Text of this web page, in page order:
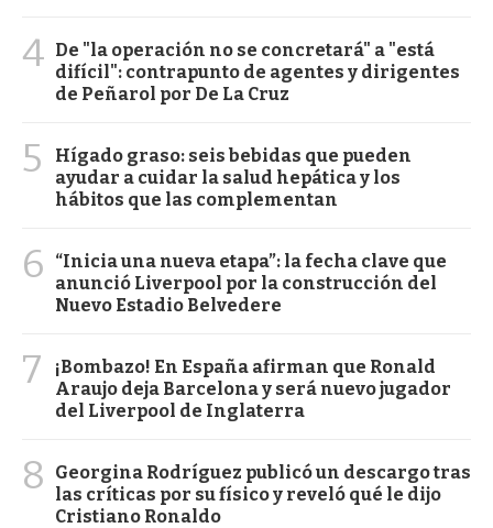
4 De "la operación no se concretará" a "está
difícil": contrapunto de agentes y dirigentes
de Peñarol por De La Cruz
5
Hígado graso: seis bebidas que pueden
ayudar a cuidar la salud hepática y los
hábitos que las complementan
6
“Inicia una nueva etapa”: la fecha clave que
anunció Liverpool por la construcción del
Nuevo Estadio Belvedere
7
¡Bombazo! En España afirman que Ronald
Araujo deja Barcelona y será nuevo jugador
del Liverpool de Inglaterra
8
Georgina Rodríguez publicó un descargo tras
las críticas por su físico y reveló qué le dijo
Cristiano Ronaldo